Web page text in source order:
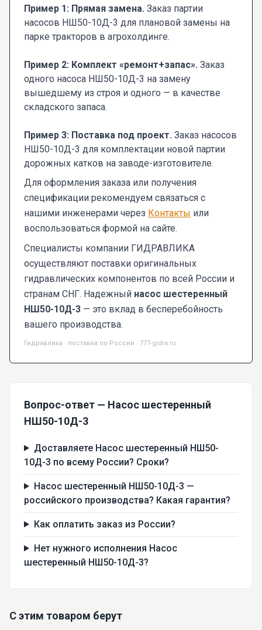
Пример 1: Прямая замена. Заказ партии
насосов НШ50-10Д-3 для плановой замены на
парке тракторов в агрохолдинге.
Пример 2: Комплект «ремонт+запас». Заказ
одного насоса НШ50-10Д-3 на замену
вышедшему из строя и одного — в качестве
складского запаса.
Пример 3: Поставка под проект. Заказ насосов
НШ50-10Д-3 для комплектации новой партии
дорожных катков на заводе-изготовителе.
Для оформления заказа или получения
спецификации рекомендуем связаться с
нашими инженерами через Контакты или
воспользоваться формой на сайте.
Специалисты компании ГИДРАВЛИКА
осуществляют поставки оригинальных
гидравлических компонентов по всей России и
странам СНГ. Надежный насос шестеренный
НШ50-10Д-3 — это вклад в бесперебойность
вашего производства.
Гидравлика · поставка по России · 777-gidra.ru
Вопрос-ответ — Насос шестеренный
НШ50-10Д-3
Доставляете Насос шестеренный НШ50-
10Д-3 по всему России? Сроки?
Насос шестеренный НШ50-10Д-3 —
российского производства? Какая гарантия?
Как оплатить заказ из России?
Нет нужного исполнения Насос
шестеренный НШ50-10Д-3?
С этим товаром берут